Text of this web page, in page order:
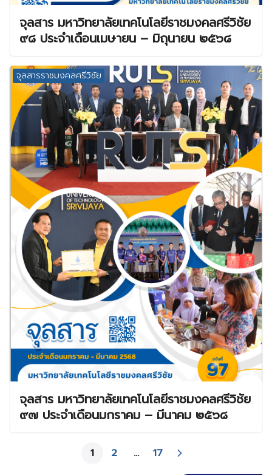
จุลสาร มหาวิทยาลัยเทคโนโลยีราชมงคลศรีวิชัย
๙๘ ประจำเดือนเมษายน – มิถุนายน ๒๕๖๘
จุลสารราชมงคลศรีวิชัย
จุลสาร มหาวิทยาลัยเทคโนโลยีราชมงคลศรีวิชัย
๙๗ ประจำเดือนมกราคม – มีนาคม ๒๕๖๘
1 2 … 17